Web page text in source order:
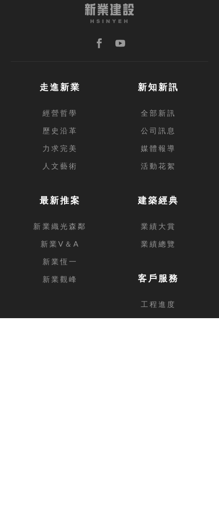
走進新業
經營哲學
歷史沿革
力求完美
人文藝術
新知新訊
全部新訊
公司訊息
媒體報導
活動花絮
最新推案
新業織光森鄰
新業V＆A
新業恆一
新業觀峰
建築經典
業績大賞
業績總覽
客戶服務
工程進度